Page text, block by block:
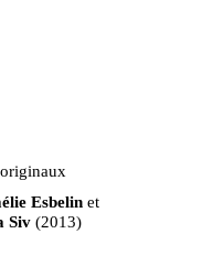
Esbelinet
Siv(2013)